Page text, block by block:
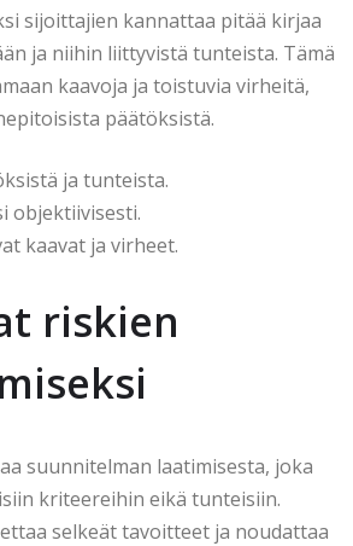
sijoittajien kannattaa pitää kirjaa
ja niihin liittyvistä tunteista. Tämä
kaavoja ja toistuvia virheitä,
päätöksistä.
ja tunteista.
objektiivisesti.
kaavat ja virheet.
riskien
suunnitelman laatimisesta, joka
kriteereihin eikä tunteisiin.
selkeät tavoitteet ja noudattaa